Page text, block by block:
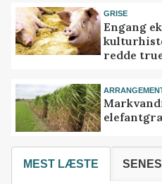
GRISE
Engang
redde
MEST LÆSTE